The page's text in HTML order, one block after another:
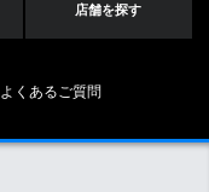
店舗を探す
よくあるご質問